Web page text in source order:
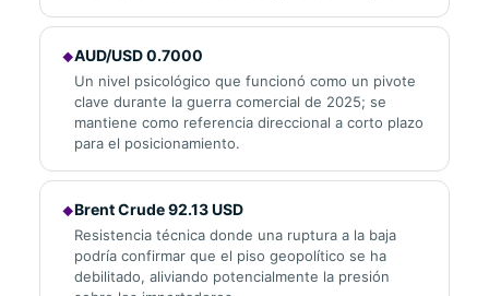
◆AUD/USD 0.7000
Un nivel psicológico que funcionó como un pivote
clave durante la guerra comercial de 2025; se
mantiene como referencia direccional a corto plazo
para el posicionamiento.
◆Brent Crude 92.13 USD
Resistencia técnica donde una ruptura a la baja
podría confirmar que el piso geopolítico se ha
debilitado, aliviando potencialmente la presión